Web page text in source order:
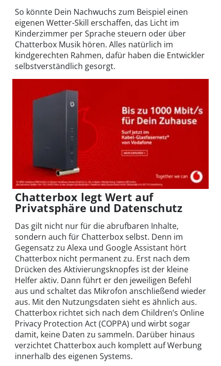
So könnte Dein Nachwuchs zum Beispiel einen
eigenen Wetter-Skill erschaffen, das Licht im
Kinderzimmer per Sprache steuern oder über
Chatterbox Musik hören. Alles natürlich im
kindgerechten Rahmen, dafür haben die Entwickler
selbstverständlich gesorgt.
Chatterbox legt Wert auf
Privatsphäre und Datenschutz
Das gilt nicht nur für die abrufbaren Inhalte,
sondern auch für Chatterbox selbst. Denn im
Gegensatz zu Alexa und Google Assistant hört
Chatterbox nicht permanent zu. Erst nach dem
Drücken des Aktivierungsknopfes ist der kleine
Helfer aktiv. Dann führt er den jeweiligen Befehl
aus und schaltet das Mikrofon anschließend wieder
aus. Mit den Nutzungsdaten sieht es ähnlich aus.
Chatterbox richtet sich nach dem Children’s Online
Privacy Protection Act (COPPA) und wirbt sogar
damit, keine Daten zu sammeln. Darüber hinaus
verzichtet Chatterbox auch komplett auf Werbung
innerhalb des eigenen Systems.